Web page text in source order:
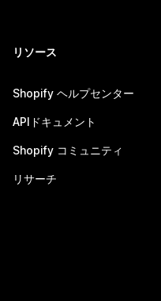
リソース
Shopify ヘルプセンター
APIドキュメント
Shopify コミュニティ
リサーチ